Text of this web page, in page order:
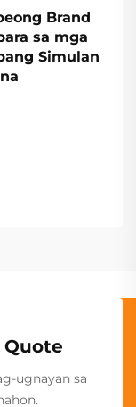
Brand
sa mga
Simulan
ugnayan sa